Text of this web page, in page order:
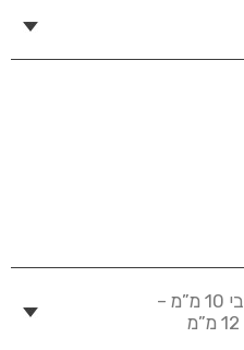
משטח עליון זכוכית מחוסמת בעובי 10 מ”מ –